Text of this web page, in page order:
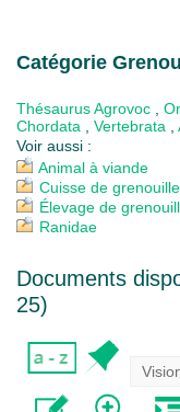
Catégorie
Thésaurus Agrovoc
Chordata
Vertebrata
Voir aussi :
Animal à viande
Cuisse de grenouille
Élevage de
Ranidae
Documents
25)